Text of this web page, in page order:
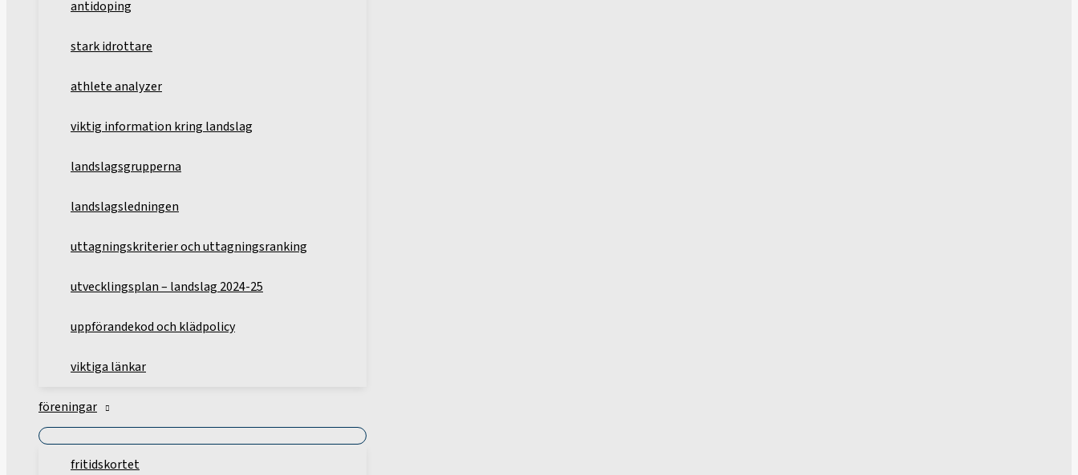
antidoping
stark idrottare
athlete analyzer
viktig information kring landslag
landslagsgrupperna
landslagsledningen
uttagningskriterier och uttagningsranking
utvecklingsplan – landslag 2024-25
uppförandekod och klädpolicy
viktiga länkar
föreningar
fritidskortet